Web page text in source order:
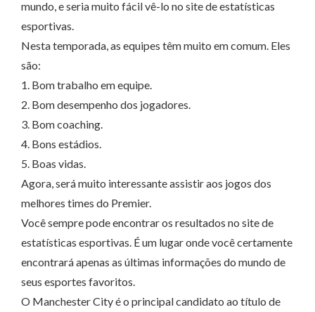
mundo, e seria muito fácil vê-lo no site de estatísticas
esportivas.
Nesta temporada, as equipes têm muito em comum. Eles
são:
1. Bom trabalho em equipe.
2. Bom desempenho dos jogadores.
3. Bom coaching.
4. Bons estádios.
5. Boas vidas.
Agora, será muito interessante assistir aos jogos dos
melhores times do Premier.
Você sempre pode encontrar os resultados no site de
estatísticas esportivas. É um lugar onde você certamente
encontrará apenas as últimas informações do mundo de
seus esportes favoritos.
O Manchester City é o principal candidato ao título de